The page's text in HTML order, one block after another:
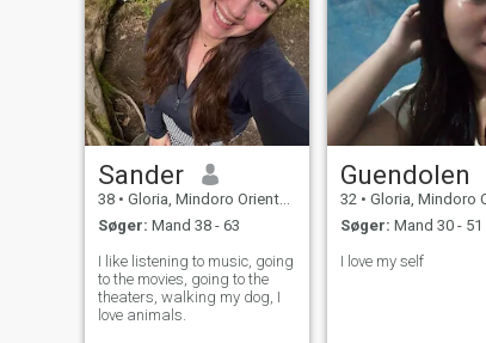
Sander
38 • Gloria, Mindoro Oriental, Filippinerne
Søger: Mand 38 - 63
I like listening to music, going
to the movies, going to the
theaters, walking my dog, I
love animals.
Guendolen
32 • Gloria, Mindoro Oriental,
Søger: Mand 30 - 51
I love my self